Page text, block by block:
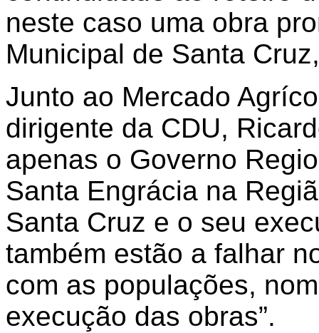
neste caso uma obra
Municipal de Santa
Junto ao Mercado
dirigente da CDU,
apenas o Governo
Santa Engrácia na
Santa Cruz e o seu
também estão a falhar
com as populações,
execução das obras”.